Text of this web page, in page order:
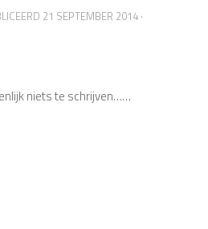
21 SEPTEMBER 2014 ·
niets te schrijven……